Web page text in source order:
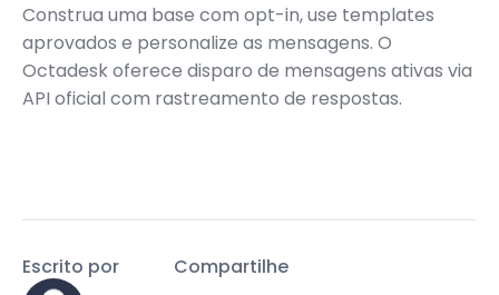
Construa uma base com opt-in, use templates
aprovados e personalize as mensagens. O
Octadesk oferece disparo de mensagens ativas via
API oficial com rastreamento de respostas.
Compartilhe
Escrito por